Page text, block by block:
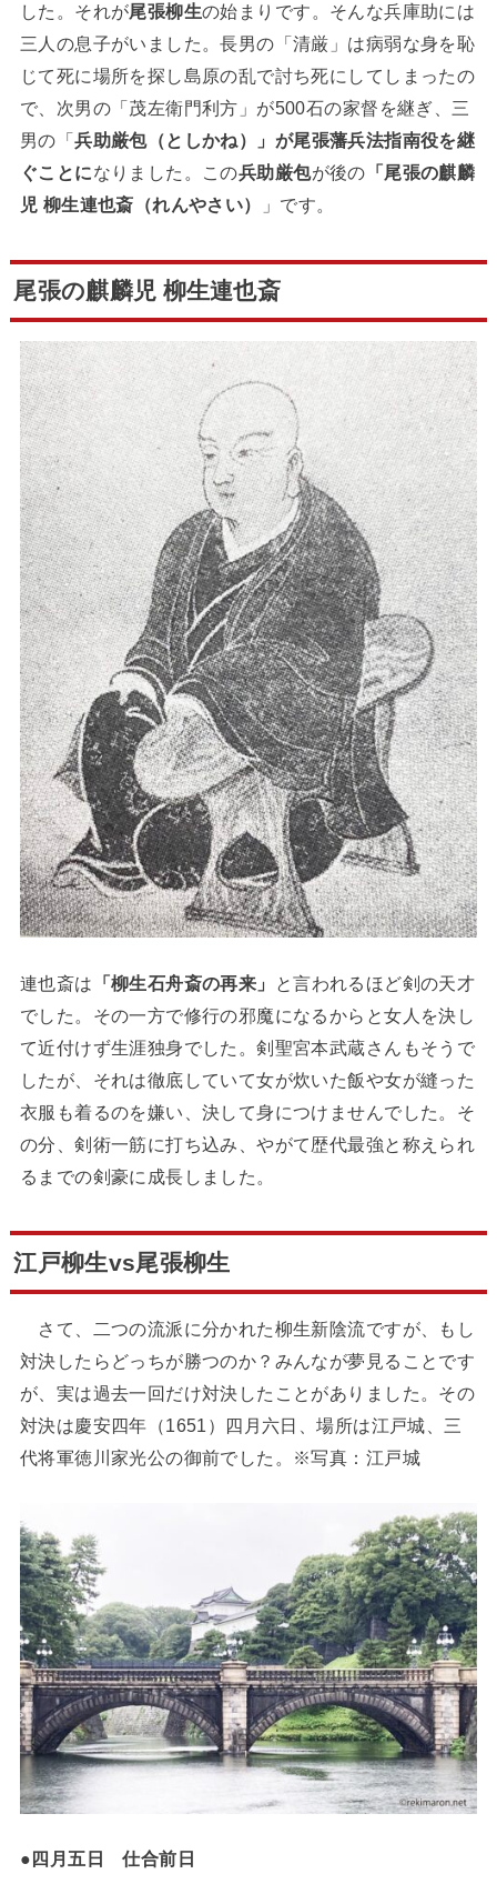
した。それが尾張柳生の始まりです。そんな兵庫助には
三人の息子がいました。長男の「清厳」は病弱な身を恥
じて死に場所を探し島原の乱で討ち死にしてしまったの
で、次男の「茂左衛門利方」が500石の家督を継ぎ、三
男の「兵助厳包（としかね）
」が尾張藩兵法指南役を継
ぐことになりました。この兵助厳包が後の 「尾張の麒麟
児 柳生連也斎（れんやさい） 」です。
尾張の麒麟児 柳生連也斎
連也斎は 「柳生石舟斎の再来」
と言われるほど剣の天才
でした。その一方で修行の邪魔になるからと女人を決し
て近付けず生涯独身でした。剣聖宮本武蔵さんもそうで
したが、それは徹底していて女が炊いた飯や女が縫った
衣服も着るのを嫌い、決して身につけませんでした。そ
の分、剣術一筋に打ち込み、やがて歴代最強と称えられ
るまでの剣豪に成長しました。
江戸柳生vs尾張柳生
さて、二つの流派に分かれた柳生新陰流ですが、もし
対決したらどっちが勝つのか？みんなが夢見ることです
が、実は過去一回だけ対決したことがありました。その
対決は慶安四年（1651）四月六日、場所は江戸城、三
代将軍徳川家光公の御前でした。※写真：江戸城
●四月五日 仕合前日